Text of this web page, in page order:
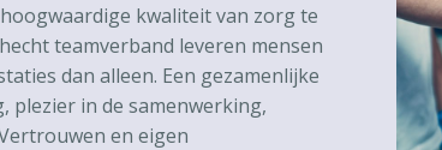
kwaliteit van zorg te
teamverband leveren mensen
dan alleen. Een gezamenlijke
plezier in de samenwerking,
en eigen